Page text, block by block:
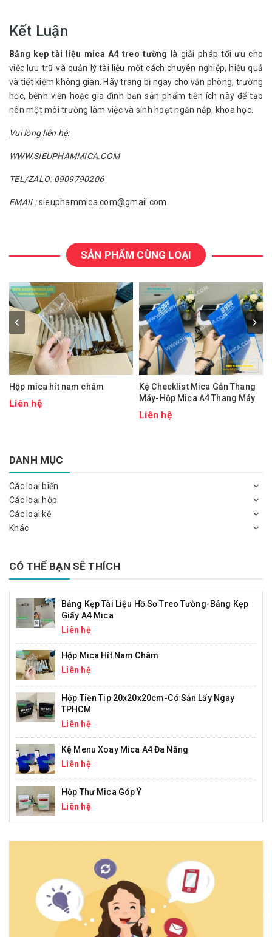
Kết Luận
Bảng kẹp tài liệu mica A4 treo tường là giải pháp tối ưu cho
việc lưu trữ và quản lý tài liệu một cách chuyên nghiệp, hiệu quả
và tiết kiệm không gian. Hãy trang bị ngay cho văn phòng, trường
học, bệnh viện hoặc gia đình bạn sản phẩm tiện ích này để tạo
nên một môi trường làm việc và sinh hoạt ngăn nắp, khoa học.
Vui lòng liên hệ:
WWW.SIEUPHAMMICA.COM
TEL/ZALO: 0909790206
EMAIL:sieuphammica.com@gmail.com
SẢN PHẨM CÙNG LOẠI
Hộp mica hít nam châm
Liên hệ
Kệ Checklist Mica Gắn Thang
Máy-Hộp Mica A4 Thang Máy
Liên hệ
DANH MỤC
Các loại biển
Các loại hộp
Các loại kệ
Khác
CÓ THỂ BẠN SẼ THÍCH
Bảng Kẹp Tài Liệu Hồ Sơ Treo Tường-Bảng Kẹp
Giấy A4 Mica
Liên hệ
Hộp Mica Hít Nam Châm
Liên hệ
Hộp Tiền Tip 20x20x20cm-Có Sẵn Lấy Ngay
TPHCM
Liên hệ
Kệ Menu Xoay Mica A4 Đa Năng
Liên hệ
Hộp Thư Mica Góp Ý
Liên hệ